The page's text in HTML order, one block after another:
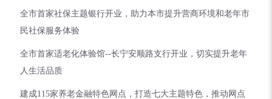
全市首家社保主题银行开业，助力本市提升营商环境和老年市
民社保服务体验
全市首家适老化体验馆--长宁安顺路支行开业，切实提升老年
人生活品质
建成115家养老金融特色网点，打造七大主题特色，推动网点